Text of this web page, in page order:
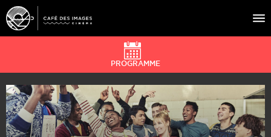
À L’AFFICHE
ÉVÉNEMENTS
CAFÉ DU CINÉ
PROGRAMME